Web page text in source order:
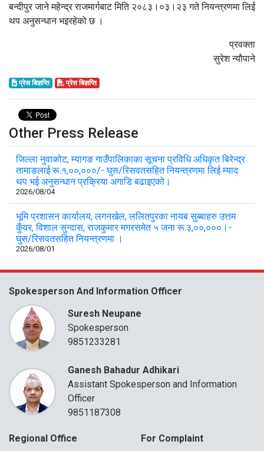
बन्दीपुर जाने महेन्द्र राजमार्गबाट मिति २०८३।०३।२३ गते नियन्त्रणमा लिई
थप अनुसन्धान भइरहेको छ ।
प्रवक्ता
सुरेश न्यौपाने
प्रेस बिज्ञप्ति प्रेस बिज्ञप्ति
Other Press Release
जिल्ला नुवाकोट, म्यागङ गाउँपालिकाका सूचना प्रविधि अधिकृत बिरेन्द्र
तामाङलाई रू.१,००,०००/- घुस/रिसवतसहित नियन्त्रणमा लिई म्याद
थप भई अनुसन्धान प्रक्रिया अगाडि बढाइएको।
2026/08/04
भूमि प्रशासन कार्यालय, लगनखेल, ललितपुरका नायब सुब्बाहरु उत्तम
कुँवर, विशाल सुन्दास, राजकुमार मगरसमेत ५ जना रू.३,००,०००।-
घुस/रिसवतसहित नियन्त्रणमा ।
2026/08/01
Spokesperson And Information Officer
Suresh Neupane
Spokesperson
9851233281
Ganesh Bahadur Adhikari
Assistant Spokesperson and Information
Officer
9851187308
Regional Office For Complaint